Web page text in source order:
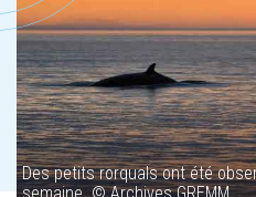
Des petits rorquals ont été